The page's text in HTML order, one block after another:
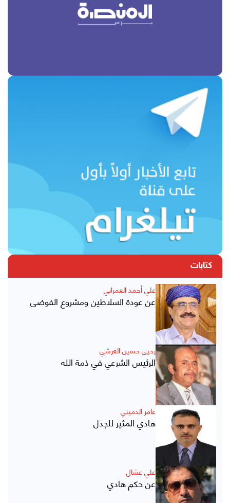
كتابات
علي أحمد العمراني
عن عودة السلاطين ومشروع الفوضى
يحيى حسين العرشي
الرئيس الشرعي في ذمة الله
عامر الدميني
هادي المثير للجدل
علي عشال
عن حكم هادي